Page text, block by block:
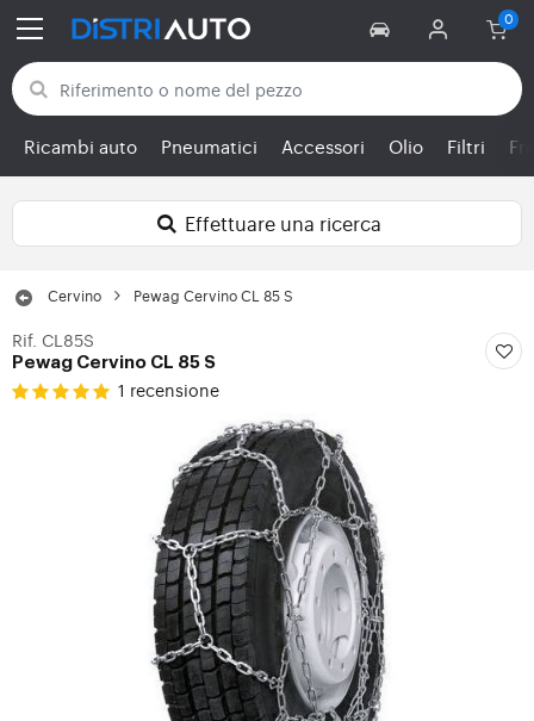
Torna alle categorie
Ricambi auto Pneumatici Accessori Olio Filtri
Effettuare una ricerca
Cervino Pewag Cervino CL 85 S
Rif. CL85S
Pewag Cervino CL 85 S
1 recensione